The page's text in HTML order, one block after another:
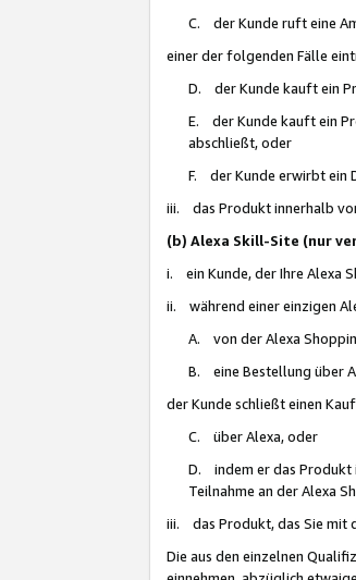
C. der Kunde ruft eine
einer der folgenden Fälle
D. der Kunde kauft ein
E. der Kunde kauft ein
abschließt, oder
F. der Kunde erwirbt ein
iii. das Produkt innerhalb
(b) Alexa Skill-Site (nur
i. ein Kunde, der Ihre Alexa
ii. während einer einzigen
A. von der Alexa
B. eine Bestellung über
der Kunde schließt einen
C. über Alexa, oder
D. indem er das Produkt
Teilnahme an der Alexa
iii. das Produkt, das Sie mit
Die aus den einzelnen